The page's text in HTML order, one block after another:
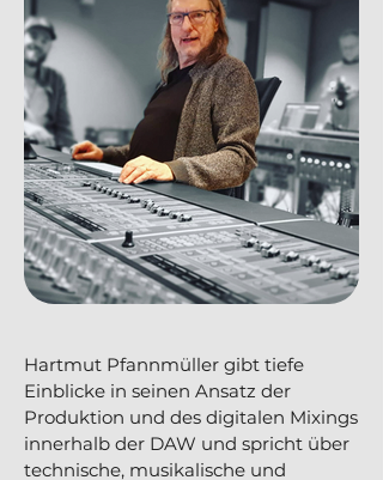
Hartmut Pfannmüller gibt tiefe
Einblicke in seinen Ansatz der
Produktion und des digitalen Mixings
innerhalb der DAW und spricht über
technische, musikalische und